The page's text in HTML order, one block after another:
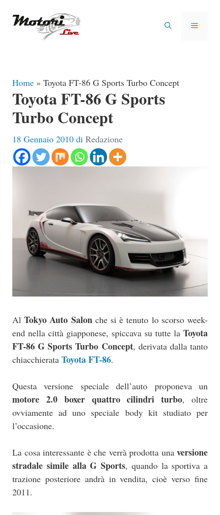
MENU
Home » Toyota FT-86 G Sports Turbo Concept
Toyota FT-86 G Sports
Turbo Concept
18 Gennaio 2010 di Redazione
AlTokyo Auto Salonche si è tenuto lo scorso week-
end nella città giapponese, spiccava su tutte la Toyota
FT-86 G Sports Turbo Concept, derivata dalla tanto
chiacchierata Toyota FT-86.
Questa versione speciale dell’auto proponeva un
motore 2.0 boxer quattro cilindri turbo, oltre
ovviamente ad uno speciale body kit studiato per
l’occasione.
La cosa interessante è che verrà prodotta una versione
stradale simile alla G Sports, quando la sportiva a
trazione posteriore andrà in vendita, cioè verso fine
2011.